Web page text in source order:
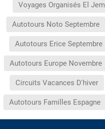
Voyages Organisés El Jem
Autotours Noto Septembre
Autotours Erice Septembre
Autotours Europe Novembre
Circuits Vacances D'hiver
Autotours Familles Espagne